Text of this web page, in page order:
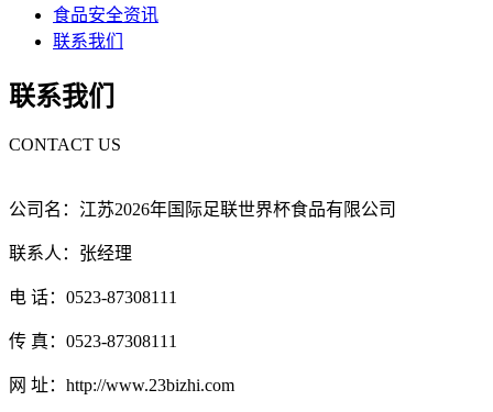
食品安全资讯
联系我们
联系我们
CONTACT US
公司名：江苏2026年国际足联世界杯食品有限公司
联系人：张经理
电 话：0523-87308111
传 真：0523-87308111
网 址：http://www.23bizhi.com